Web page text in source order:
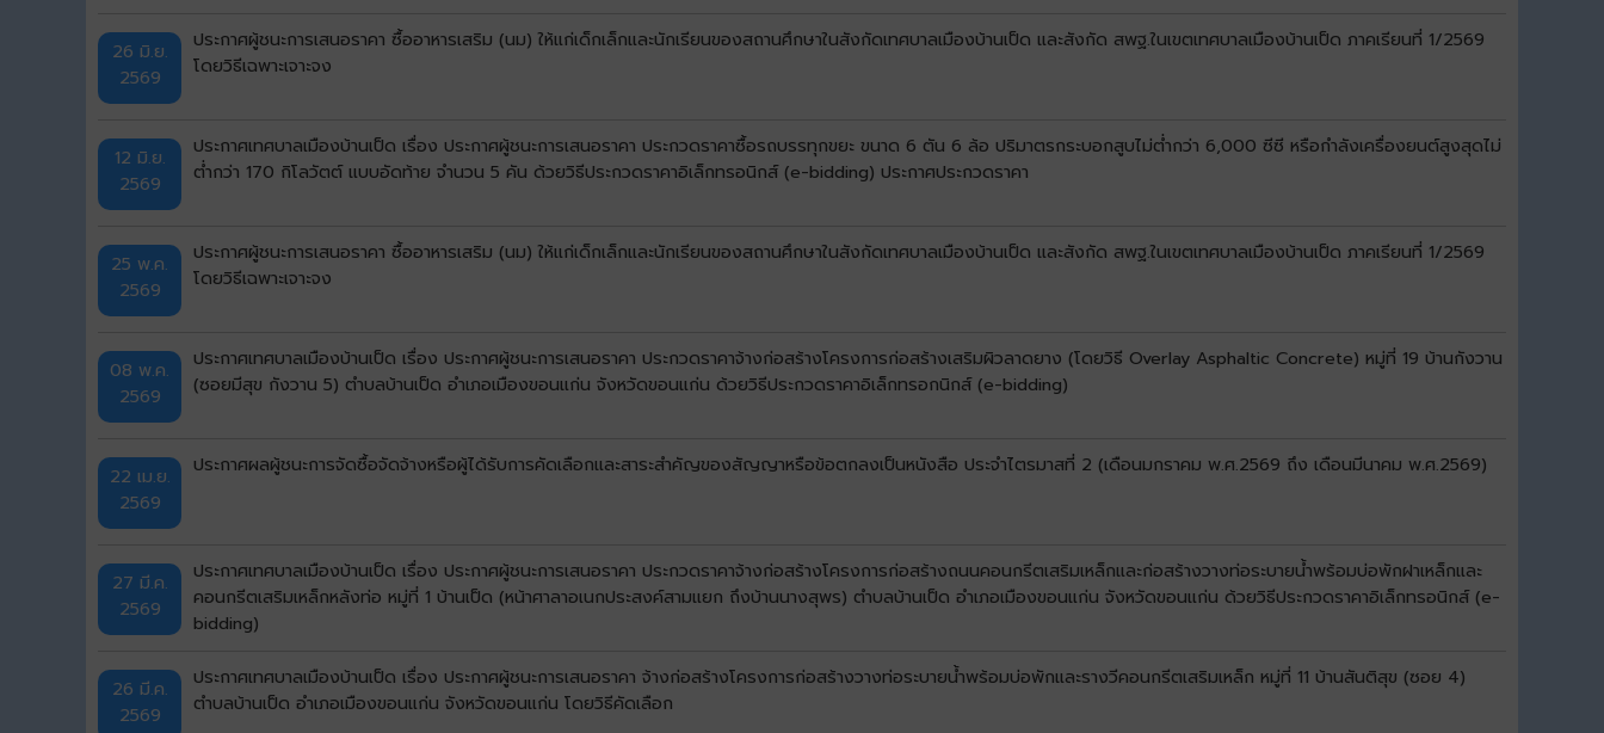
26 มิ.ย.
2569
ประกาศผู้ชนะการเสนอราคา ซื้ออาหารเสริม (นม) ให้แก่เด็กเล็กและนักเรียนของสถานศึกษาในสังกัดเทศบาลเมืองบ้านเป็ด และสังกัด สพฐ.ในเขตเทศบาลเมืองบ้านเป็ด ภาคเรียนที่ 1/2569
โดยวิธีเฉพาะเจาะจง
12 มิ.ย.
2569
ประกาศเทศบาลเมืองบ้านเป็ด เรื่อง ประกาศผู้ชนะการเสนอราคา ประกวดราคาซื้อรถบรรทุกขยะ ขนาด 6 ตัน 6 ล้อ ปริมาตรกระบอกสูบไม่ต่ำกว่า 6,000 ซีซี หรือกำลังเครื่องยนต์สูงสุดไม่
ต่ำกว่า 170 กิโลวัตต์ แบบอัดท้าย จำนวน 5 คัน ด้วยวิธีประกวดราคาอิเล็กทรอนิกส์ (e-bidding) ประกาศประกวดราคา
25 พ.ค.
2569
ประกาศผู้ชนะการเสนอราคา ซื้ออาหารเสริม (นม) ให้แก่เด็กเล็กและนักเรียนของสถานศึกษาในสังกัดเทศบาลเมืองบ้านเป็ด และสังกัด สพฐ.ในเขตเทศบาลเมืองบ้านเป็ด ภาคเรียนที่ 1/2569
โดยวิธีเฉพาะเจาะจง
08 พ.ค.
2569
ประกาศเทศบาลเมืองบ้านเป็ด เรื่อง ประกาศผู้ชนะการเสนอราคา ประกวดราคาจ้างก่อสร้างโครงการก่อสร้างเสริมผิวลาดยาง (โดยวิธี Overlay Asphaltic Concrete) หมู่ที่ 19 บ้านกังวาน
(ซอยมีสุข กังวาน 5) ตำบลบ้านเป็ด อำเภอเมืองขอนแก่น จังหวัดขอนแก่น ด้วยวิธีประกวดราคาอิเล็กทรอกนิกส์ (e-bidding)
22 เม.ย.
2569
ประกาศผลผู้ชนะการจัดซื้อจัดจ้างหรือผู้ได้รับการคัดเลือกและสาระสำคัญของสัญญาหรือข้อตกลงเป็นหนังสือ ประจำไตรมาสที่ 2 (เดือนมกราคม พ.ศ.2569 ถึง เดือนมีนาคม พ.ศ.2569)
27 มี.ค.
2569
ประกาศเทศบาลเมืองบ้านเป็ด เรื่อง ประกาศผู้ชนะการเสนอราคา ประกวดราคาจ้างก่อสร้างโครงการก่อสร้างถนนคอนกรีตเสริมเหล็กและก่อสร้างวางท่อระบายน้ำพร้อมบ่อพักฝาเหล็กและ
คอนกรีตเสริมเหล็กหลังท่อ หมู่ที่ 1 บ้านเป็ด (หน้าศาลาอเนกประสงค์สามแยก ถึงบ้านนางสุพร) ตำบลบ้านเป็ด อำเภอเมืองขอนแก่น จังหวัดขอนแก่น ด้วยวิธีประกวดราคาอิเล็กทรอนิกส์ (e-
bidding)
26 มี.ค.
2569
ประกาศเทศบาลเมืองบ้านเป็ด เรื่อง ประกาศผู้ชนะการเสนอราคา จ้างก่อสร้างโครงการก่อสร้างวางท่อระบายน้ำพร้อมบ่อพักและรางวีคอนกรีตเสริมเหล็ก หมู่ที่ 11 บ้านสันติสุข (ซอย 4)
ตำบลบ้านเป็ด อำเภอเมืองขอนแก่น จังหวัดขอนแก่น โดยวิธีคัดเลือก